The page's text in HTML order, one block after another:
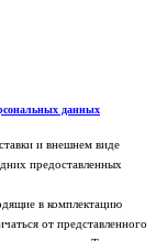
данных
и внешнем виде
предоставленных
в комплектацию
от представленного